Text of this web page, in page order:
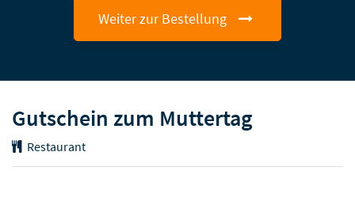
Weiter zur Bestellung
Gutschein zum Muttertag
Restaurant